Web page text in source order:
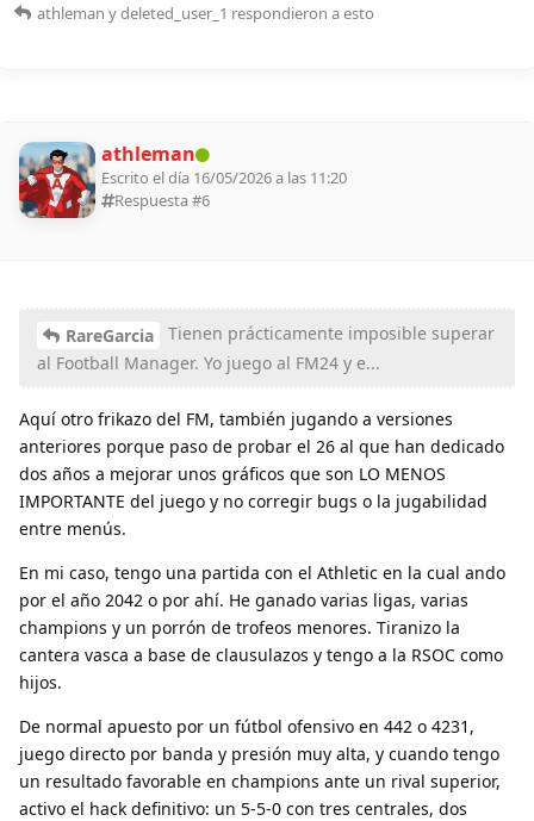
athleman ydeleted_user_1 respondieron a esto
athleman
Escrito el día 16/05/2026 a las 11:20
Respuesta #6
RareGarcia
Tienen prácticamente imposible superar
al Football Manager. Yo juego al FM24 y e...
Aquí otro frikazo del FM, también jugando a versiones
anteriores porque paso de probar el 26 al que han dedicado
dos años a mejorar unos gráficos que son LO MENOS
IMPORTANTE del juego y no corregir bugs o la jugabilidad
entre menús.
En mi caso, tengo una partida con el Athletic en la cual ando
por el año 2042 o por ahí. He ganado varias ligas, varias
champions y un porrón de trofeos menores. Tiranizo la
cantera vasca a base de clausulazos y tengo a la RSOC como
hijos.
De normal apuesto por un fútbol ofensivo en 442 o 4231,
juego directo por banda y presión muy alta, y cuando tengo
un resultado favorable en champions ante un rival superior,
activo el hack definitivo: un 5-5-0 con tres centrales, dos